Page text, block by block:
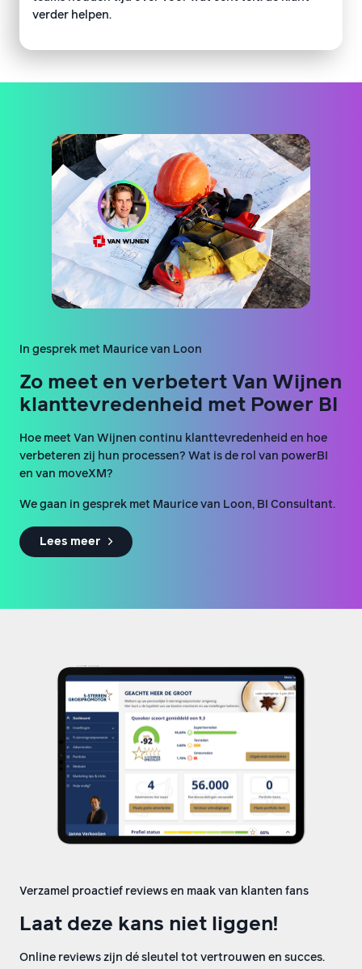
verder helpen.
In gesprek met Maurice van Loon
Zo meet en verbetert Van Wijnen
klanttevredenheid met Power BI
Hoe meet Van Wijnen continu klanttevredenheid en hoe
verbeteren zij hun processen? Wat is de rol van powerBI
en van moveXM?
We gaan in gesprek met Maurice van Loon, BI Consultant.
Lees meer
Verzamel proactief reviews en maak van klanten fans
Laat deze kans niet liggen!
Online reviews zijn dé sleutel tot vertrouwen en succes.